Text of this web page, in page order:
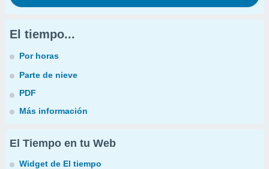
El tiempo...
Por horas
Parte de nieve
PDF
Más información
El Tiempo en tu Web
Widget de El tiempo